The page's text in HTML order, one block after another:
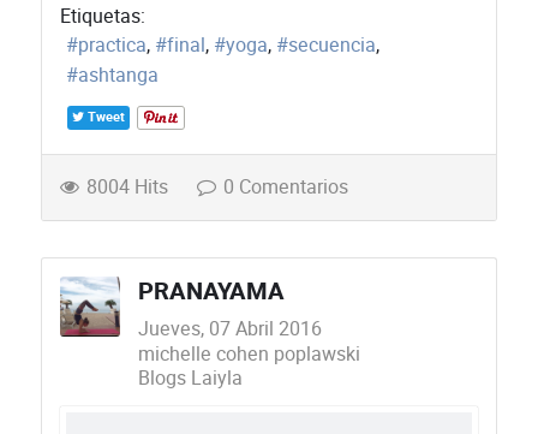
Etiquetas:
practica
final yoga
secuencia
ashtanga
Tweet
8004 Hits 0 Comentarios
PRANAYAMA
Jueves, 07 Abril 2016
michelle cohen poplawski
Blogs Laiyla